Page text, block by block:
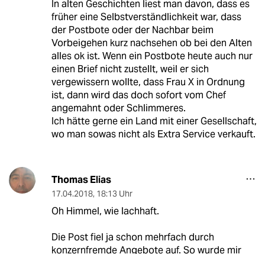
In alten Geschichten liest man davon, dass es
früher eine Selbstverständlichkeit war, dass
der Postbote oder der Nachbar beim
Vorbeigehen kurz nachsehen ob bei den Alten
alles ok ist. Wenn ein Postbote heute auch nur
einen Brief nicht zustellt, weil er sich
vergewissern wollte, dass Frau X in Ordnung
ist, dann wird das doch sofort vom Chef
angemahnt oder Schlimmeres.
Ich hätte gerne ein Land mit einer Gesellschaft,
wo man sowas nicht als Extra Service verkauft.
Thomas Elias
17.04.2018, 18:13 Uhr
Oh Himmel, wie lachhaft.
Die Post fiel ja schon mehrfach durch
konzernfremde Angebote auf. So wurde mir